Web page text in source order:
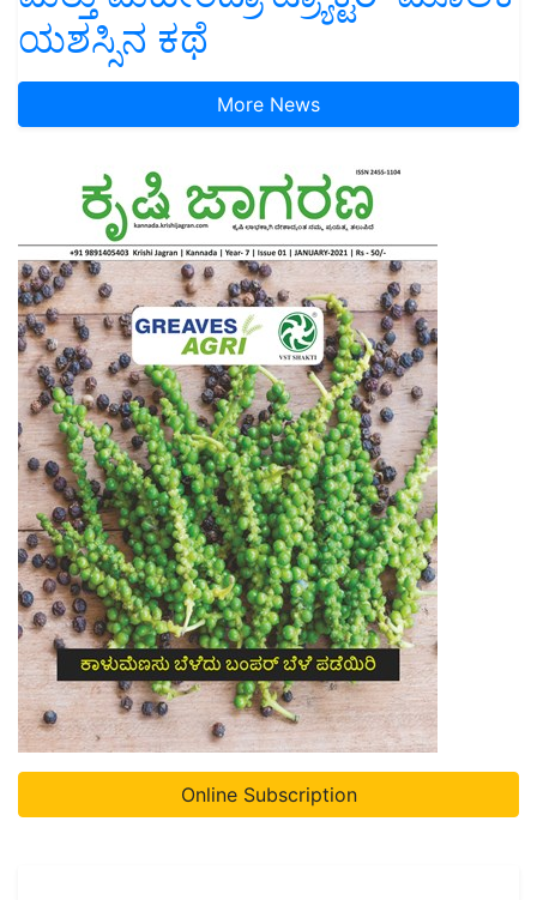
ಯಶಸ್ಸಿನ ಕಥೆ
More News
Online Subscription